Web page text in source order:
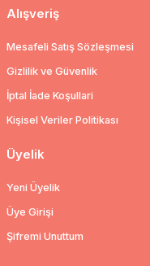
Alışveriş
Mesafeli Satış Sözleşmesi
Gizlilik ve Güvenlik
İptal İade Koşullari
Kişisel Veriler Politikası
Üyelik
Yeni Üyelik
Üye Girişi
Şifremi Unuttum